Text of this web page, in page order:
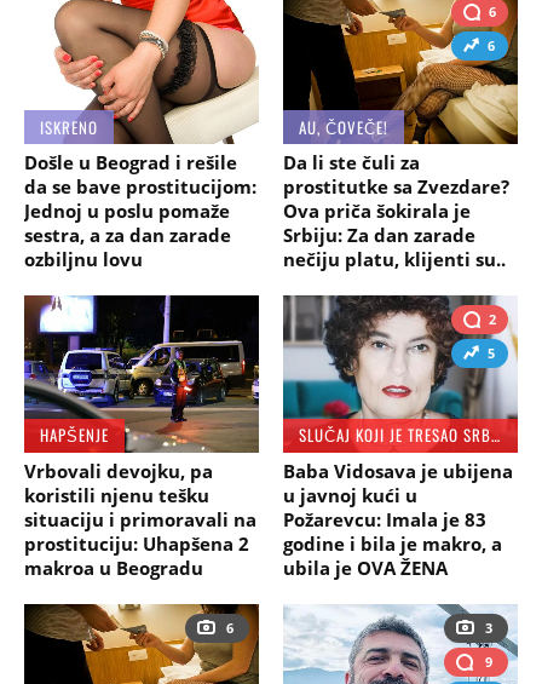
ISKRENO
Došle u Beograd i rešile
da se bave prostitucijom:
Jednoj u poslu pomaže
sestra, a za dan zarade
ozbiljnu lovu
6
6
AU, ČOVEČE!
Da li ste čuli za
prostitutke sa Zvezdare?
Ova priča šokirala je
Srbiju: Za dan zarade
nečiju platu, klijenti su..
HAPŠENJE
Vrbovali devojku, pa
koristili njenu tešku
situaciju i primoravali na
prostituciju: Uhapšena 2
makroa u Beogradu
2
5
SLUČAJ KOJI JE TRESAO SRBIJU
Baba Vidosava je ubijena
u javnoj kući u
Požarevcu: Imala je 83
godine i bila je makro, a
ubila je OVA ŽENA
6
3
9